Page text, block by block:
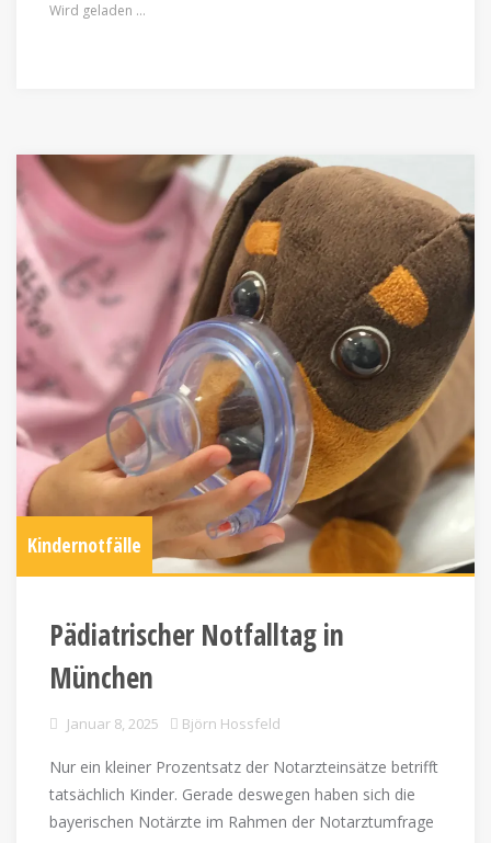
Wird geladen …
Kindernotfälle
Pädiatrischer Notfalltag in
München
Januar 8, 2025 Björn Hossfeld
Nur ein kleiner Prozentsatz der Notarzteinsätze betrifft
tatsächlich Kinder. Gerade deswegen haben sich die
bayerischen Notärzte im Rahmen der Notarztumfrage